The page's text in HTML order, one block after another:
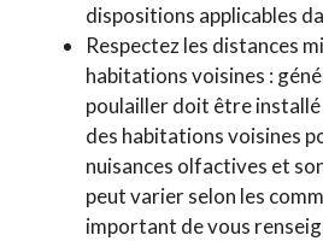
dispositions applicables
Respectez les distances
habitations voisines :
poulailler doit être installé
des habitations voisines
nuisances olfactives et
peut varier selon les
important de vous